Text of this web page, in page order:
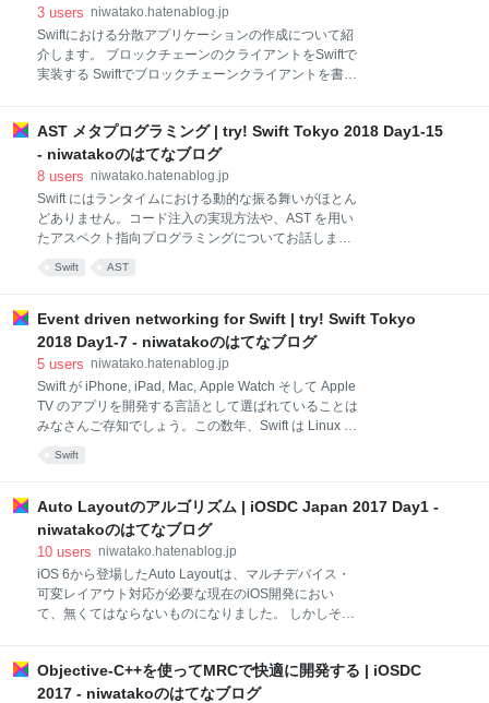
す。これで View Description を使いまわすことができ
ますが、EnumKit なしで (もしくはライブラリをフォ
ークしないと）ビューを生成することができません。
'Final Tagless' は、Swift のプロトコルの内部にある強
ップを見て下さい、ど
3 users niwatako.hatenablog.jp
Swiftにおける分散アプリケーションの作成について紹
介します。 ブロックチェーンのクライアントをSwiftで
実装する Swiftでブロックチェーンクライアントを書く
ョンのチャンスがあるといえるかもしれません ニック
ネームを国ごとに決めています。卵です。これは非常
に有名な卵ですね ブロックチェーンは分散化されたも
のですが、みなさんに是非参加してほしいと思ってい
ます。 Java, Javascript, Goなどのツーリングについ
て、そしてSwiftの側面に絞って話します 渋谷のLuke's
い、Lobstermenだけが必要ということです 中央機関
化された合意で決まるべきです。 Ethe
AST メタプログラミング | try! Swift Tokyo 2018 Day1-15
- niwatakoのはてなブログ
8 users niwatako.hatenablog.jp
Swift にはランタイムにおける動的な振る舞いがほとん
どありません。コード注入の実現方法や、AST を用い
たアスペクト指向プログラミングについてお話しま
深いと思います。 ASTとは、通常見られません。です
が開発ツールを通してみなさん利用していると思いま
す。幾つか種類があります。違いを説明していきま
ログラムの構造を表します。 Xcodeもリファクタリン
グのために使っています。 開発ツールの中でプロウグ
ラマティックに扱うことを可能にしています メトリク
ス分析は典型例です。 これらはSourceKitがつくる
Swift AST
Event driven networking for Swift | try! Swift Tokyo
2018 Day1-7 - niwatakoのはてなブログ
5 users niwatako.hatenablog.jp
Swift が iPhone, iPad, Mac, Apple Watch そして Apple
TV のアプリを開発する言語として選ばれていることは
みなさんご存知でしょう。この数年、Swift は Linux で
運用する大規模な環境では、Java、C ++などの言語に
よる、パフォーマンスに最適化されたネットワークフ
レームワークが使われています。このトークでは、
年の経験を活かし、どのように高性能でスケーラビリ
ティの高いネットワークアプリケーションを作成し
て、どのように開発時にSwiftを利用しているかについ
Swift
Auto Layoutのアルゴリズム | iOSDC Japan 2017 Day1 -
niwatakoのはてなブログ
10 users niwatako.hatenablog.jp
iOS 6から登場したAuto Layoutは、マルチデバイス・
可変レイアウト対応が必要な現在のiOS開発におい
て、無くてはならないものになりました。 しかしその
Appleのブラックボックスの中身を数学的手法で紐解
いていくとともに、 Auto Layoutを再発明する上での
Objective-C++を使ってMRCで快適に開発する | iOSDC
2017 - niwatakoのはてなブログ